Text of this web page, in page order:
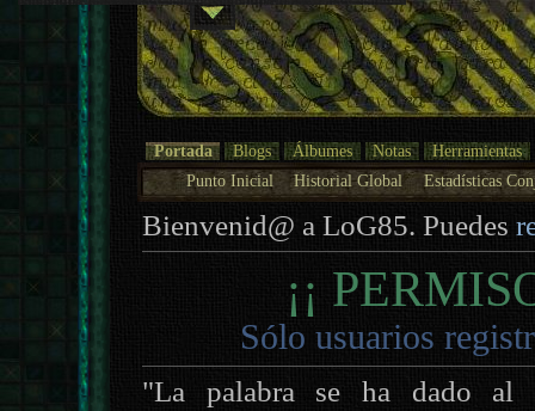
Portada Blogs Álbumes Notas
Herramientas
Punto Inicial
Historial Global Estadísticas
Bienvenid@ a LoG85. Puedes
¡¡
Sólo usuarios
"La palabra se ha dado al